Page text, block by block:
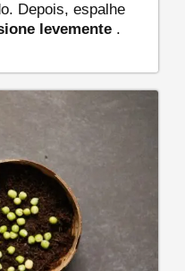
Depois, espalhe
levemente .